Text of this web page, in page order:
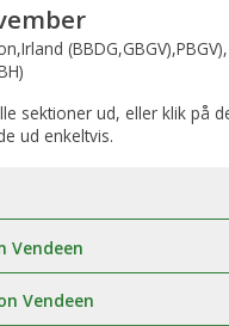
sektioner ud, eller klik på
ud enkeltvis.
Vendeen
Vendeen